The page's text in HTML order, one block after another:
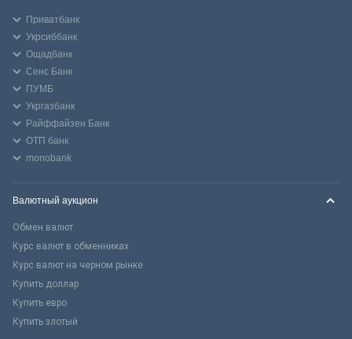
Приватбанк
Укрсиббанк
Ощадбанк
Сенс Банк
ПУМБ
Укргазбанк
Райффайзен Банк
ОТП банк
monobank
Валютный аукцион
Обмен валют
Курс валют в обменниках
Курс валют на черном рынке
Купить доллар
Купить евро
Купить злотый